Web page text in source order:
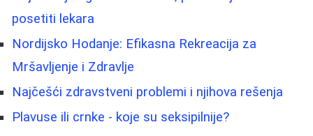
posetiti lekara
Nordijsko Hodanje: Efikasna Rekreacija za
Mršavljenje i Zdravlje
Najčešći zdravstveni problemi i njihova rešenja
Plavuse ili crnke - koje su seksipilnije?